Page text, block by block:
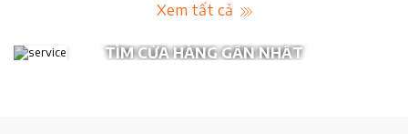
Xem tất cả
TÌM CỬA HÀNG GẦN NHẤT